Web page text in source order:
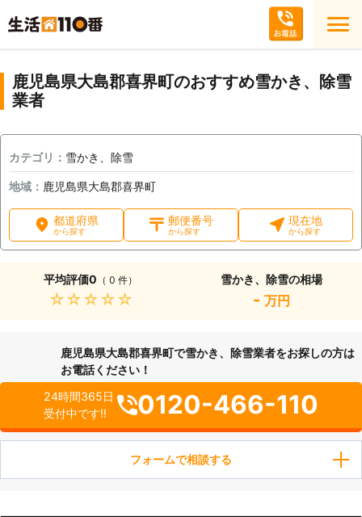
鹿児島県大島郡喜界町のおすすめ雪かき、除雪
業者
カテゴリ： 雪かき、除雪
地域： 鹿児島県大島郡喜界町
都道府県
から探す
郵便番号
から探す
現在地
から探す
平均評価0 （ 0 件）
★★★★★
雪かき、除雪の相場
- 万円
鹿児島県大島郡喜界町で雪かき、除雪業者をお探しの方は
お電話ください！
24時間365日
受付中です!!
0120-466-110
フォームで相談する